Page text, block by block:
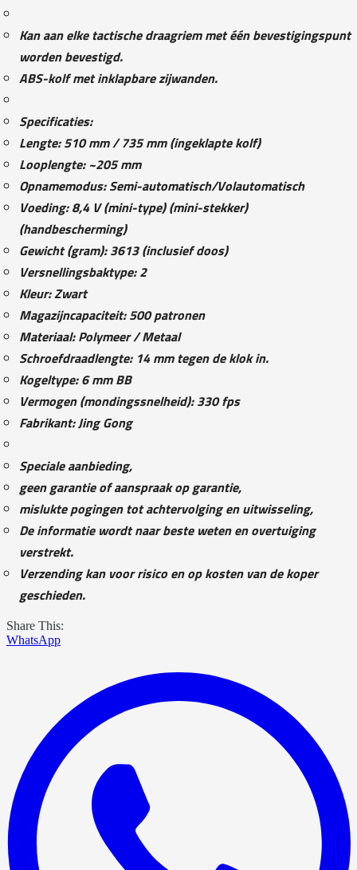
Kan aan elke tactische draagriem met één bevestigingspunt
worden bevestigd.
ABS-kolf met inklapbare zijwanden.
Specificaties:
Lengte: 510 mm / 735 mm (ingeklapte kolf)
Looplengte: ~205 mm
Opnamemodus: Semi-automatisch/Volautomatisch
Voeding: 8,4 V (mini-type) (mini-stekker)
(handbescherming)
Gewicht (gram): 3613 (inclusief doos)
Versnellingsbaktype: 2
Kleur: Zwart
Magazijncapaciteit: 500 patronen
Materiaal: Polymeer / Metaal
Schroefdraadlengte: 14 mm tegen de klok in.
Kogeltype: 6 mm BB
Vermogen (mondingssnelheid): 330 fps
Fabrikant: Jing Gong
Speciale aanbieding,
geen garantie of aanspraak op garantie,
mislukte pogingen tot achtervolging en uitwisseling,
De informatie wordt naar beste weten en overtuiging
verstrekt.
Verzending kan voor risico en op kosten van de koper
geschieden.
Share This:
WhatsApp